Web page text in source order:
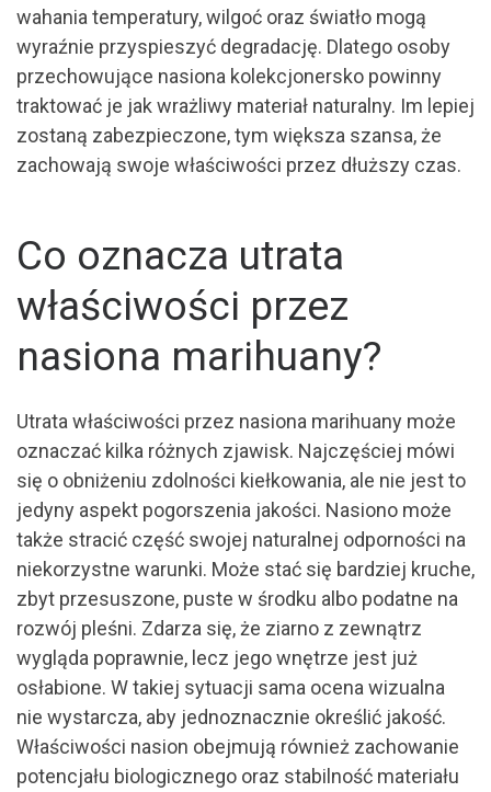
wahania temperatury, wilgoć oraz światło mogą
wyraźnie przyspieszyć degradację. Dlatego osoby
przechowujące nasiona kolekcjonersko powinny
traktować je jak wrażliwy materiał naturalny. Im lepiej
zostaną zabezpieczone, tym większa szansa, że
zachowają swoje właściwości przez dłuższy czas.
Co oznacza utrata
właściwości przez
nasiona marihuany?
Utrata właściwości przez nasiona marihuany może
oznaczać kilka różnych zjawisk. Najczęściej mówi
się o obniżeniu zdolności kiełkowania, ale nie jest to
jedyny aspekt pogorszenia jakości. Nasiono może
także stracić część swojej naturalnej odporności na
niekorzystne warunki. Może stać się bardziej kruche,
zbyt przesuszone, puste w środku albo podatne na
rozwój pleśni. Zdarza się, że ziarno z zewnątrz
wygląda poprawnie, lecz jego wnętrze jest już
osłabione. W takiej sytuacji sama ocena wizualna
nie wystarcza, aby jednoznacznie określić jakość.
Właściwości nasion obejmują również zachowanie
potencjału biologicznego oraz stabilność materiału